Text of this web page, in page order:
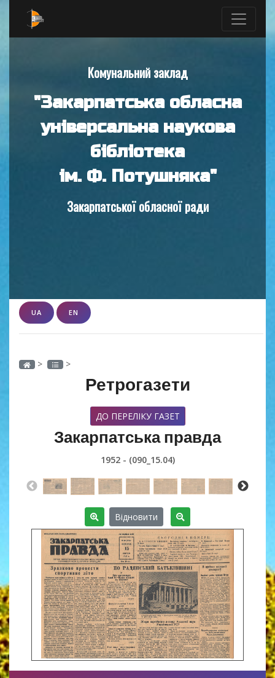
Комунальний заклад
"Закарпатська обласна
універсальна наукова
бібліотека
ім. Ф. Потушняка"
Закарпатської обласної ради
UA EN
> >
Ретрогазети
ДО ПЕРЕЛІКУ ГАЗЕТ
Закарпатська правда
1952 - (090_15.04)
Відновити